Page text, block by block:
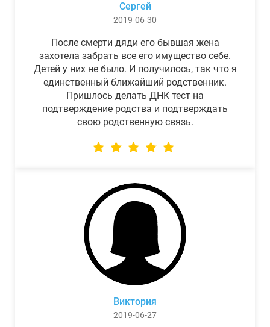
Сергей
2019-06-30
После смерти дяди его бывшая жена
захотела забрать все его имущество себе.
Детей у них не было. И получилось, так что я
единственный ближайший родственник.
Пришлось делать ДНК тест на
подтверждение родства и подтверждать
свою родственную связь.
Виктория
2019-06-27